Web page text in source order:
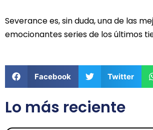
Severance es, sin duda, una de las
emocionantes series de los últimos
Facebook Twitter
Lo más reciente